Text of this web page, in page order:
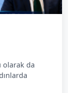
olarak da